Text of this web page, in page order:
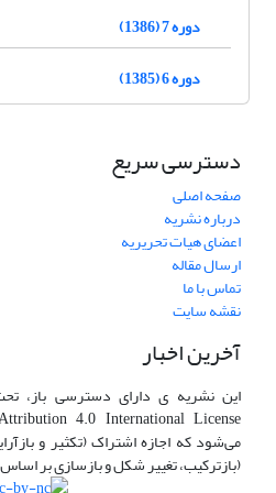
دوره 7 (1386)
دوره 6 (1385)
دسترسی سریع
صفحه اصلی
درباره نشریه
اعضای هیات تحریریه
ارسال مقاله
تماس با ما
نقشه سایت
آخرین اخبار
این نشریه ی دارای دسترسی باز، تحت
می‌شود که اجازه اشتراک (تکثیر و
(بازترکیب، تغییر شکل و بازسازی بر